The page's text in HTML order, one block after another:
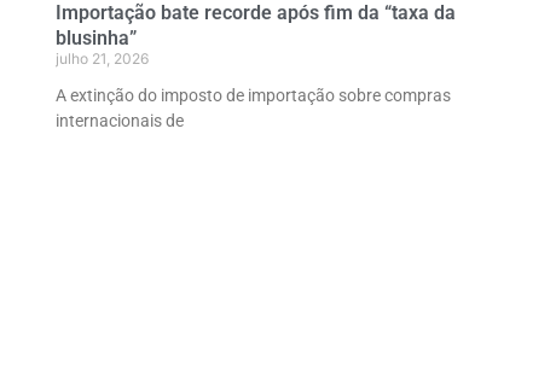
Importação bate recorde após fim da “taxa da
blusinha”
julho 21, 2026
A extinção do imposto de importação sobre compras
internacionais de